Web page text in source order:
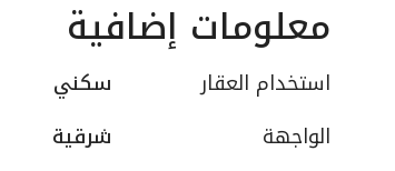
معلومات إضافية
استخدام العقار سكني
الواجهة
شرقية